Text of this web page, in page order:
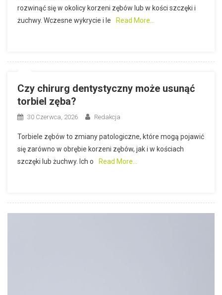
rozwinąć się w okolicy korzeni zębów lub w kości szczęki i
żuchwy. Wczesne wykrycie i le
Read More…
Czy chirurg dentystyczny może usunąć
torbiel zęba?
30 Czerwca, 2026 Redakcja
Torbiele zębów to zmiany patologiczne, które mogą pojawić
się zarówno w obrębie korzeni zębów, jak i w kościach
szczęki lub żuchwy. Ich o
Read More…